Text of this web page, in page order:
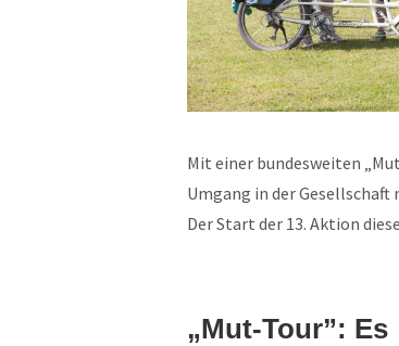
Mit einer bundesweiten
Umgang in der Gesellschaft
Der Start der 13. Aktion
„Mut-Tour”: Es